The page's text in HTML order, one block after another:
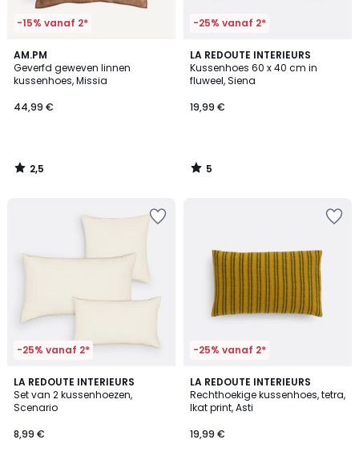
-15% vanaf 2*
AM.PM
Geverfd geweven linnen
kussenhoes, Missia
44,99 €
2,5
/ 5
2,5
/
-25% vanaf 2*
LA REDOUTE INTERIEURS
Kussenhoes 60 x 40 cm in
fluweel, Siena
19,99 €
5
/
5
5
/
-25% vanaf 2*
LA REDOUTE INTERIEURS
Set van 2 kussenhoezen,
Scenario
8,99 €
4,3
/ 5
10
Kleuren
-25% vanaf 2*
LA REDOUTE INTERIEURS
Rechthoekige kussenhoes, tetra,
Ikat print, Asti
19,99 €